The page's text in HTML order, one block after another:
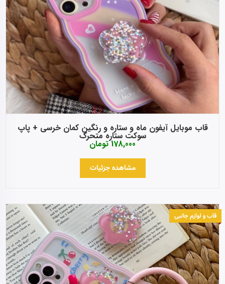
قاب موبایل آیفون ماه و ستاره و رنگین کمان خرسی + پاپ
سوکت ستاره متحرک
178,000تومان
مشاهده جزئیات
قاب و لوازم جانبی